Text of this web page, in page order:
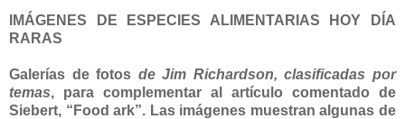
IMÁGENES DE ESPECIES ALIMENTARIAS HOY DÍA
RARAS
Galerías de fotos deJim Richardson, clasificadas por
temas, para complementar al artículo comentado de
Siebert, “Food ark”. Las imágenes muestran algunas de